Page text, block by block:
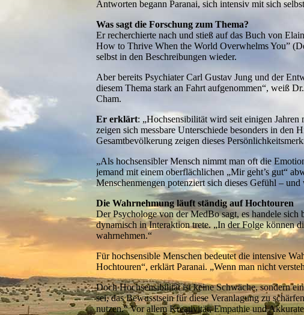
Antworten begann Paranai, sich intensiv mit sich
Was sagt die Forschung zum Thema?
Er recherchierte nach und stieß auf das Buch von
How to Thrive When the World Overwhelms You”
selbst in den Beschreibungen wieder.
Aber bereits Psychiater Carl Gustav Jung und der
diesem Thema stark an Fahrt aufgenommen“, weiß
Cham.
Er erklärt: „Hochsensibilität wird seit einigen
zeigen sich messbare Unterschiede besonders in
Gesamtbevölkerung zeigen dieses
„Als hochsensibler Mensch nimmt man oft die
jemand mit einem oberflächlichen „Mir geht’s gut“
Menschenmengen potenziert sich dieses Gefühl –
Die Wahrnehmung läuft ständig auf Hochtouren
Der Psychologe von der MedBo sagt, es handele
dynamisch in Interaktion trete. „In der Folge können
wahrnehmen.“
Für hochsensible Menschen bedeutet die intensive
Hochtouren“, erklärt Paranai. „Wenn man nicht
Doch Hochsensibilität ist keine Schwäche, sondern
sei, das Bewusstsein für diese Veranlagung zu
nutzen.“ Vor allem Kreativität, Empathie und